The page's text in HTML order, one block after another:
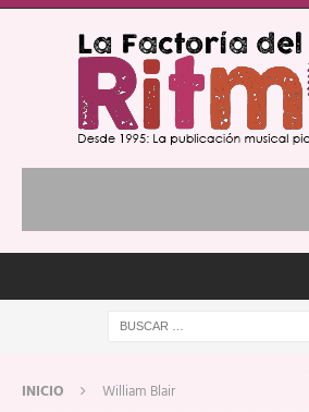
INICIO William Blair